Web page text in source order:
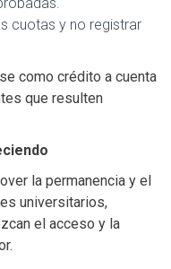
cuotas y no registrar
como crédito a cuenta
que resulten
la permanencia y el
universitarios,
el acceso y la